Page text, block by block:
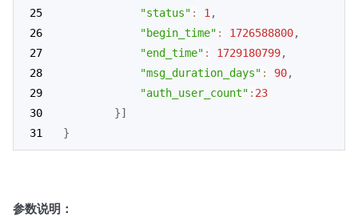
"status" : 1 ,
"begin_time" : 1726588800,
"end_time" : 1729180799,
"msg_duration_days" : 90,
"auth_user_count" : 23
}]
}
参数说明：